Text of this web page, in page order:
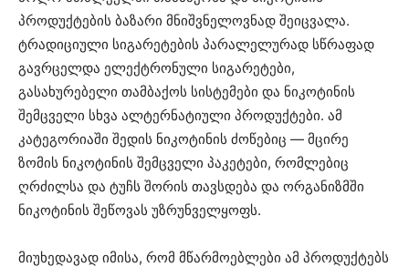
პროდუქტების ბაზარი მნიშვნელოვნად შეიცვალა.
ტრადიციული სიგარეტების პარალელურად სწრაფად
გავრცელდა ელექტრონული სიგარეტები,
გასახურებელი თამბაქოს სისტემები და ნიკოტინის
შემცველი სხვა ალტერნატიული პროდუქტები. ამ
კატეგორიაში შედის ნიკოტინის ძოწებიც — მცირე
ზომის ნიკოტინის შემცველი პაკეტები, რომლებიც
ღრძილსა და ტუჩს შორის თავსდება და ორგანიზმში
ნიკოტინის შეწოვას უზრუნველყოფს.
მიუხედავად იმისა, რომ მწარმოებლები ამ პროდუქტებს